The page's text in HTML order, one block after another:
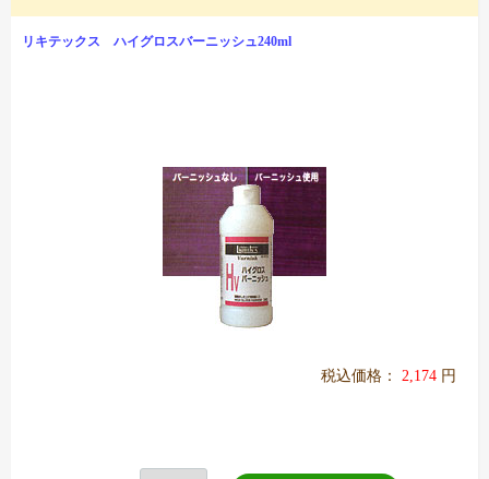
リキテックス ハイグロスバーニッシュ240ml
税込価格： 2,174 円